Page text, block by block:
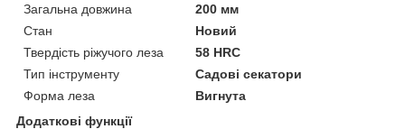
Загальна довжина
200 мм
Стан
Новий
Твердість ріжучого леза
58 HRC
Тип інструменту
Садові секатори
Форма леза
Вигнута
Додаткові функції